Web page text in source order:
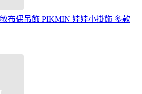
布偶吊飾 PIKMIN 娃娃小掛飾 多款